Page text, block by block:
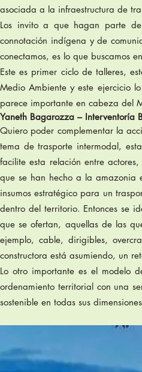
asociada a la infraestructura de
Los invito a que hagan parte
connotación indígena y de
conectamos, es lo que buscamos en
Este es primer ciclo de talleres,
Medio Ambiente y este ejercicio
parece importante en cabeza del
Yaneth Bagarozza – Interventoría
Quiero poder complementar la
tema de trasporte intermodal,
facilite esta relación entre
que se han hecho a la amazonia
insumos estratégico para un
dentro del territorio. Entonces se
que se ofertan, aquellas de las
ejemplo, cable, dirigibles,
constructora está asumiendo, un
Lo otro importante es el modelo
ordenamiento territorial con una
sostenible en todas sus